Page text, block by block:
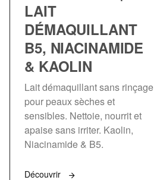
LAIT
DÉMAQUILLANT
B5, NIACINAMIDE
& KAOLIN
Lait démaquillant sans rinçage
pour peaux sèches et
sensibles. Nettoie, nourrit et
apaise sans irriter. Kaolin,
Niacinamide & B5.
Découvrir